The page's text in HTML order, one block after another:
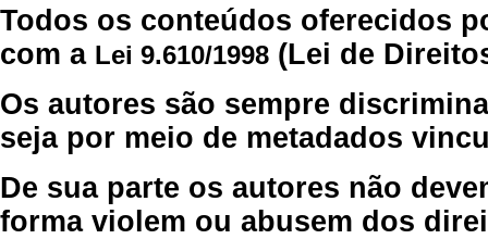
Todos os conteúdos oferecidos
com a Lei 9.610/1998 (Lei de
Os autores são sempre
seja por meio de metadados
De sua parte os autores não
forma violem ou abusem dos